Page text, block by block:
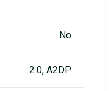
No
2.0, A2DP